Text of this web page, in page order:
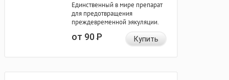
Единственный в мире препарат
для предотвращения
преждевременной эякуляции.
от 90Р Купить